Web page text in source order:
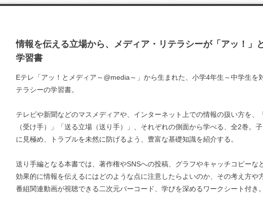
情報を伝える立場から、メディア・リテラシーが「アッ！」
学習書
Eテレ「アッ！とメディア～@media～」から生まれた、小学4年生～中学生を
テラシーの学習書。
テレビや新聞などのマスメディアや、インターネット上での情報の扱い方を、
（受け手）」「送る立場（送り手）」、それぞれの側面から学べる、全2巻。
に見極め、トラブルを未然に防げるよう、豊富な基礎知識を紹介する。
送り手編となる本書では、著作権やSNSへの投稿、グラフやキャッチコピーな
効果的に情報を伝えるにはどのような点に注意したらよいのか、その考え方や
番組関連動画が視聴できる二次元バーコード、学びを深めるワークシート付き。